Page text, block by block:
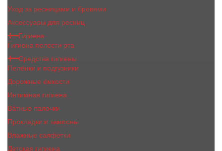
Уход за ресницами и бровями
Аксессуары для ресниц
Гигиена
Гигиена полости рта
Средства гигиены
Пелёнки и подгузники
Дорожные ёмкости
Интимная гигиена
Ватные палочки
Прокладки и тампоны
Влажные салфетки
Детская гигиена